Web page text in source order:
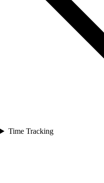
Time Tracking